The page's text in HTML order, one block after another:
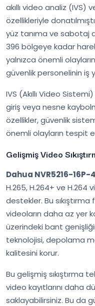
akıllı video analiz (IVS)
özellikleriyle
yüz tanıma ve sabotaj
396 bölgeye kadar
yalnızca önemli
güvenlik personelinin iş
IVS (Akıllı Video
giriş veya nesne
özellikler, güvenlik
önemli olayların tespit
Gelişmiş Video
Dahua NVR5216-16P-
H.265, H.264+ ve H.264
destekler. Bu
videoların daha az yer
üzerindeki bant
teknolojisi, depolama
kalitesini korur.
Bu gelişmiş sıkıştırma
video kayıtlarını daha
saklayabilirsiniz. Bu da